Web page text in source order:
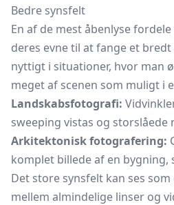
Bedre synsfelt
En af de mest åbenlyse
deres evne til at fange et
nyttigt i situationer, hvor man
meget af scenen som muligt i
Landskabsfotografi:
sweeping vistas og storslåede
Arkitektonisk fotografering:
komplet billede af en bygning,
Det store synsfelt kan ses
mellem almindelige linser og